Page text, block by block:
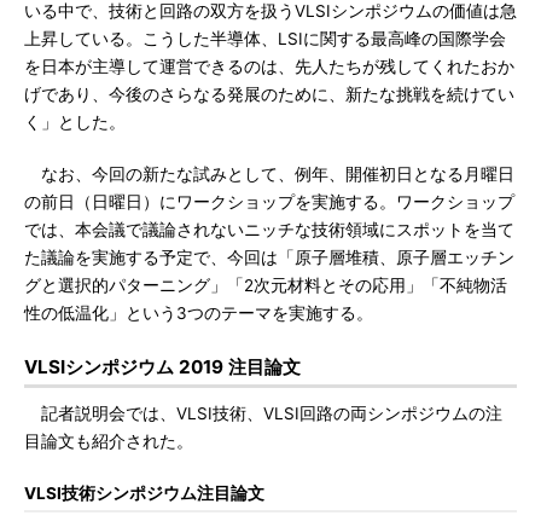
いる中で、技術と回路の双方を扱うVLSIシンポジウムの価値は急
上昇している。こうした半導体、LSIに関する最高峰の国際学会
を日本が主導して運営できるのは、先人たちが残してくれたおか
げであり、今後のさらなる発展のために、新たな挑戦を続けてい
く」とした。
なお、今回の新たな試みとして、例年、開催初日となる月曜日
の前日（日曜日）にワークショップを実施する。ワークショップ
では、本会議で議論されないニッチな技術領域にスポットを当て
た議論を実施する予定で、今回は「原子層堆積、原子層エッチン
グと選択的パターニング」「2次元材料とその応用」「不純物活
性の低温化」という3つのテーマを実施する。
VLSIシンポジウム 2019 注目論文
記者説明会では、VLSI技術、VLSI回路の両シンポジウムの注
目論文も紹介された。
VLSI技術シンポジウム注目論文